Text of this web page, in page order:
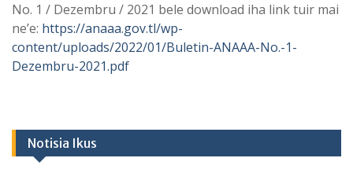
No. 1 / Dezembru / 2021 bele download iha link tuir mai
ne’e: https://anaaa.gov.tl/wp-
content/uploads/2022/01/Buletin-ANAAA-No.-1-
Dezembru-2021.pdf
Notisia Ikus